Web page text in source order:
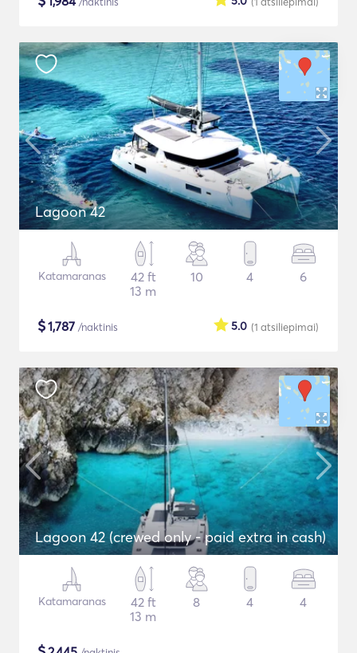
Lagoon 42
Katamaranas
42 ft
13 m
10 4 6
$1,787 /naktinis (1 atsiliepimai)
5.0
Lagoon 42 (crewed only - paid extra in cash)
Katamaranas
42 ft
13 m
8 4 4